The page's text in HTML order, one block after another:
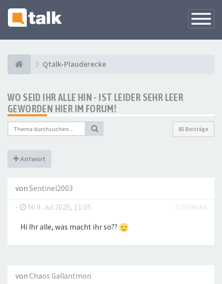
Qtalk-Plauderecke
WO SEID IHR ALLE HIN - IST LEIDER SEHR LEER
GEWORDEN HIER IM FORUM!
85 Beiträge
Antwort
von Sentinel2003
-
Mi 9. Jul 2025, 11:05 #1569644
Hi Ihr alle, was macht ihr so??
von Chaos Gallantmon